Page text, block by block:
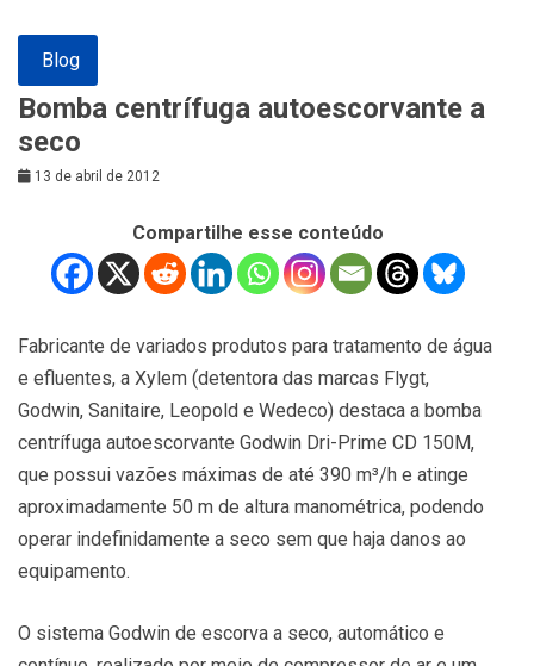
Blog
Bomba centrífuga autoescorvante a
seco
13 de abril de 2012
Compartilhe esse conteúdo
Fabricante de variados produtos para tratamento de água
e efluentes, a Xylem (detentora das marcas Flygt,
Godwin, Sanitaire, Leopold e Wedeco) destaca a bomba
centrífuga autoescorvante Godwin Dri-Prime CD 150M,
que possui vazões máximas de até 390 m³/h e atinge
aproximadamente 50 m de altura manométrica, podendo
operar indefinidamente a seco sem que haja danos ao
equipamento.
O sistema Godwin de escorva a seco, automático e